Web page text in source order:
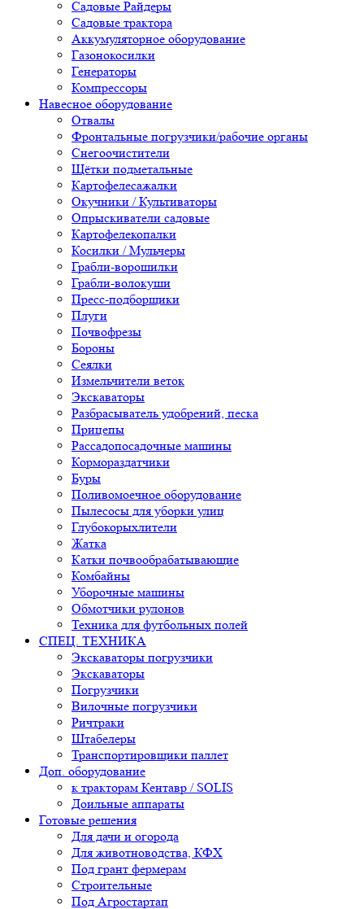
Садовые Райдеры
Садовые трактора
Аккумуляторное оборудование
Газонокосилки
Генераторы
Компрессоры
Навесное оборудование
Отвалы
Фронтальные погрузчики/рабочие органы
Снегоочистители
Щётки подметальные
Картофелесажалки
Окучники / Культиваторы
Опрыскиватели садовые
Картофелекопалки
Косилки / Мульчеры
Грабли-ворошилки
Грабли-волокуши
Пресс-подборщики
Плуги
Почвофрезы
Бороны
Сеялки
Измельчители веток
Экскаваторы
Разбрасыватель удобрений, песка
Прицепы
Рассадопосадочные машины
Кормораздатчики
Буры
Поливомоечное оборудование
Пылесосы для уборки улиц
Глубокорыхлители
Жатка
Катки почвообрабатывающие
Комбайны
Уборочные машины
Обмотчики рулонов
Техника для футбольных полей
СПЕЦ. ТЕХНИКА
Экскаваторы погрузчики
Экскаваторы
Погрузчики
Вилочные погрузчики
Ричтраки
Штабелеры
Транспортировщики паллет
Доп. оборудование
к тракторам Кентавр / SOLIS
Доильные аппараты
Готовые решения
Для дачи и огорода
Для животноводства, КФХ
Под грант фермерам
Строительные
Под Агростартап